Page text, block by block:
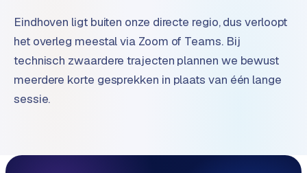
e
e
n
B
R
Eindhoven ligt buiten onze directe regio, dus verloopt
het overleg meestal via Zoom of Teams. Bij
technisch zwaardere trajecten plannen we bewust
meerdere korte gesprekken in plaats van één lange
sessie.